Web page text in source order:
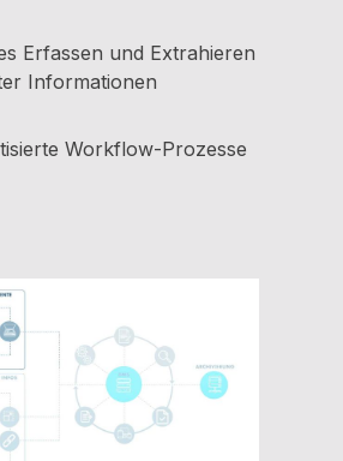
Erfassen und Extrahieren
Informationen
Workflow-Prozesse